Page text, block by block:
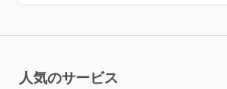
人気のサービス